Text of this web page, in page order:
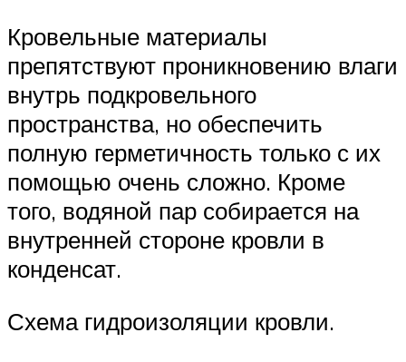
Кровельные материалы
препятствуют проникновению влаги
внутрь подкровельного
пространства, но обеспечить
полную герметичность только с их
помощью очень сложно. Кроме
того, водяной пар собирается на
внутренней стороне кровли в
конденсат.
Схема гидроизоляции кровли.